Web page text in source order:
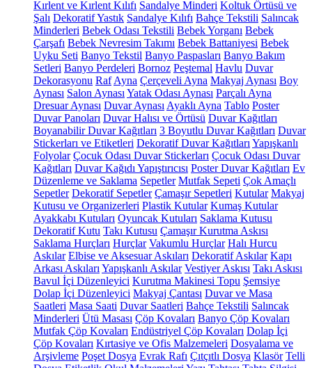
Kırlent ve Kırlent Kılıfı Sandalye Minderi Koltuk Örtüsü ve
Şalı Dekoratif Yastık Sandalye Kılıfı Bahçe Tekstili Salıncak
Minderleri Bebek Odası Tekstili Bebek Yorganı Bebek
Çarşafı Bebek Nevresim Takımı Bebek Battaniyesi Bebek
Uyku Seti Banyo Tekstil Banyo Paspasları Banyo Bakım
Setleri Banyo Perdeleri Bornoz Peştemal Havlu Duvar
Dekorasyonu Raf Ayna Çerçeveli Ayna Makyaj Aynası Boy
Aynası Salon Aynası Yatak Odası Aynası Parçalı Ayna
Dresuar Aynası Duvar Aynası Ayaklı Ayna Tablo Poster
Duvar Panoları Duvar Halısı ve Örtüsü Duvar Kağıtları
Boyanabilir Duvar Kağıtları 3 Boyutlu Duvar Kağıtları Duvar
Stickerları ve Etiketleri Dekoratif Duvar Kağıtları Yapışkanlı
Folyolar Çocuk Odası Duvar Stickerları Çocuk Odası Duvar
Kağıtları Duvar Kağıdı Yapıştırıcısı Poster Duvar Kağıtları Ev
Düzenleme ve Saklama Sepetler Mutfak Sepeti Çok Amaçlı
Sepetler Dekoratif Sepetler Çamaşır Sepetleri Kutular Makyaj
Kutusu ve Organizerleri Plastik Kutular Kumaş Kutular
Ayakkabı Kutuları Oyuncak Kutuları Saklama Kutusu
Dekoratif Kutu Takı Kutusu Çamaşır Kurutma Askısı
Saklama Hurçları Hurçlar Vakumlu Hurçlar Halı Hurcu
Askılar Elbise ve Aksesuar Askıları Dekoratif Askılar Kapı
Arkası Askıları Yapışkanlı Askılar Vestiyer Askısı Takı Askısı
Bavul İçi Düzenleyici Kurutma Makinesi Topu Şemsiye
Dolap İçi Düzenleyici Makyaj Çantası Duvar ve Masa
Saatleri Masa Saati Duvar Saatleri Bahçe Tekstili Salıncak
Minderleri Ütü Masası Çöp Kovaları Banyo Çöp Kovaları
Mutfak Çöp Kovaları Endüstriyel Çöp Kovaları Dolap İçi
Çöp Kovaları Kırtasiye ve Ofis Malzemeleri Dosyalama ve
Arşivleme Poşet Dosya Evrak Rafı Çıtçıtlı Dosya Klasör Telli